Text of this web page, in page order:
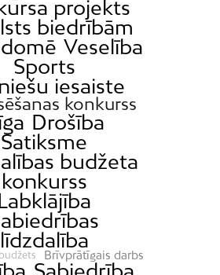
projekts
biedrībām
Veselība
Sports
iesaiste
konkurss
Drošība
Satiksme
budžeta
konkurss
līdzdalība
Brīvprātīgais darbs